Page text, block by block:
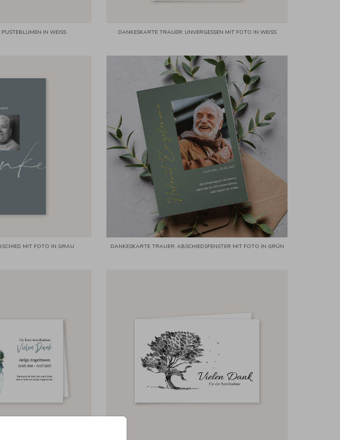
IN WEISS DANKESKARTE TRAUER: UNVERGESSEN MIT FOTO IN WEISS
MIT FOTO IN GRAU DANKESKARTE TRAUER: ABSCHIEDSFENSTER MIT FOTO IN GRÜN